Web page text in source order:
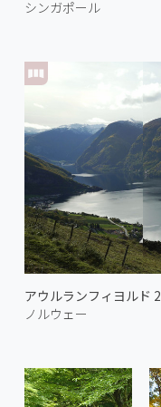
シンガポール
アウルランフィヨルド 2
ノルウェー